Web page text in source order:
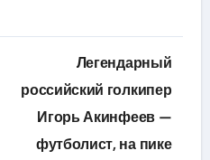
Легендарный
российский голкипер
Игорь Акинфеев —
футболист, на пике